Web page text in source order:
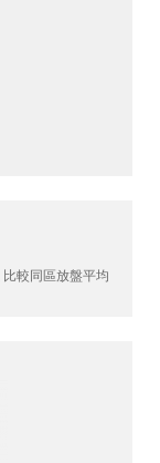
比較同區放盤平均